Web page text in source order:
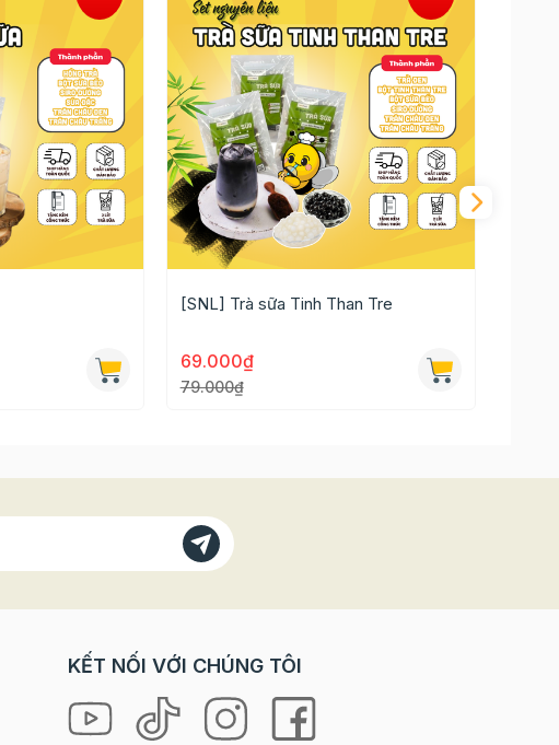
[SNL] Trà sữa Tinh Than Tre
69.000₫
79.000₫
KẾT NỐI VỚI CHÚNG TÔI